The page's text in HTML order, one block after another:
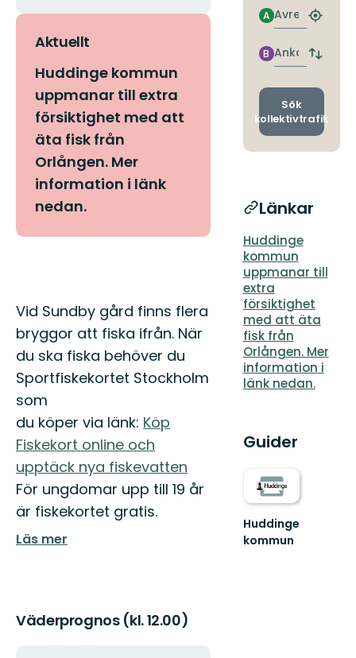
Aktuellt
Huddinge kommun
uppmanar till extra
försiktighet med att
äta fisk från
Orlången. Mer
information i länk
nedan.
Beskrivning
Vid Sundby gård finns flera
bryggor att fiska ifrån. När
du ska fiska behöver du
Sportfiskekortet Stockholm
som
du köper via länk: Köp
Fiskekort online och
upptäck nya fiskevatten
För ungdomar upp till 19 år
är fiskekortet gratis.
Läs mer
Väderprognos (kl. 12.00)
Avresa
A
Hitta
Ankomst
B
Byt
och
Sök
kollektivtrafik
Länkar
Huddinge
kommun
uppmanar till
extra
försiktighet
med att äta
fisk från
Orlången. Mer
information i
länk nedan.
Guider
Huddinge
kommun